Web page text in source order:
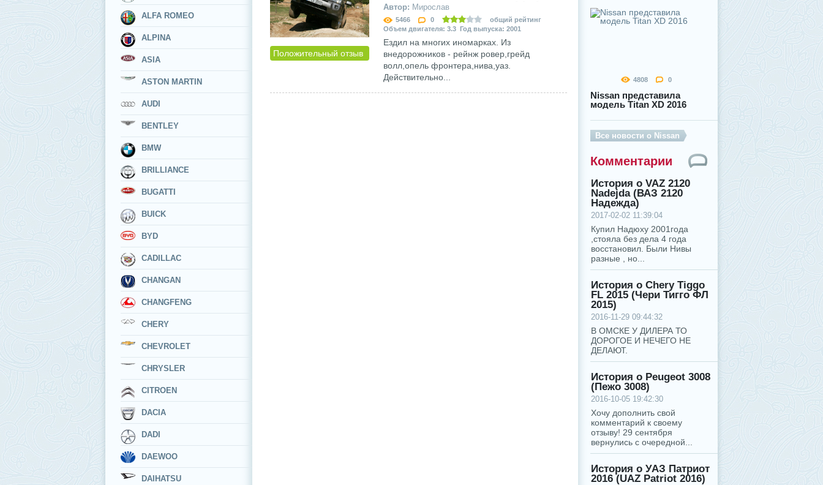
ALFA ROMEO
ALPINA
ASIA
ASTON MARTIN
AUDI
BENTLEY
BMW
BRILLIANCE
BUGATTI
BUICK
BYD
CADILLAC
CHANGAN
CHANGFENG
CHERY
CHEVROLET
CHRYSLER
CITROEN
DACIA
DADI
DAEWOO
DAIHATSU
Положительный отзыв
Автор: Мирослав
5466 0
общий рейтинг
Объем двигателя: 3.3 Год выпуска: 2001
Ездил на многих иномарках. Из
внедорожников - рейнж ровер,грейд
волл,опель фронтера,нива,уаз.
Действительно...
4808 0
Nissan представила
модель Titan XD 2016
Все новости о Nissan
Комментарии
История о VAZ 2120
Nadejda (ВАЗ 2120
Надежда)
2017-02-02 11:39:04
Купил Надюху 2001года
,стояла без дела 4 года
восстановил. Были Нивы
разные , но...
История о Chery Tiggo
FL 2015 (Чери Тигго ФЛ
2015)
2016-11-29 09:44:32
В ОМСКЕ У ДИЛЕРА ТО
ДОРОГОЕ И НЕЧЕГО НЕ
ДЕЛАЮТ.
История о Peugeot 3008
(Пежо 3008)
2016-10-05 19:42:30
Хочу дополнить свой
комментарий к своему
отзыву! 29 сентября
вернулись с очередной...
История о УАЗ Патриот
2016 (UAZ Patriot 2016)